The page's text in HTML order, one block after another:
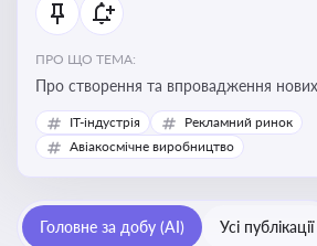
ПРО ЩО ТЕМА:
Про створення та впровадження нових
покращують ефективність,
можливості технологічних продуктів і
IT-індустрія
Рекламний ринок
Авіакосмічне виробництво
Головне за добу (AI) Усі публікації